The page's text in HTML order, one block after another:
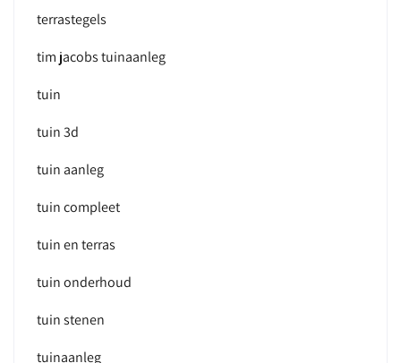
terrastegels
tim jacobs tuinaanleg
tuin
tuin 3d
tuin aanleg
tuin compleet
tuin en terras
tuin onderhoud
tuin stenen
tuinaanleg